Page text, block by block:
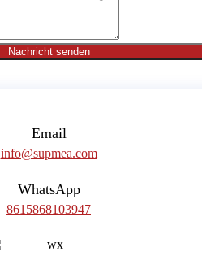
Nachricht senden
Email
info@supmea.com
WhatsApp
8615868103947